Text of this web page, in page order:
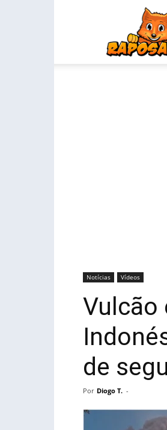
Notícias Vídeos
Vulcão
de
Por Diogo T. -